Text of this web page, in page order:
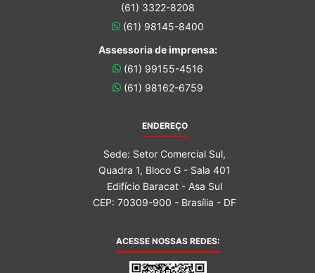
(61) 3322-8208
(61) 98145-8400
Assessoria de imprensa:
(61) 99155-4516
(61) 98162-6759
ENDEREÇO
Sede: Setor Comercial Sul,
Quadra 1, Bloco G - Sala 401
Edifício Baracat - Asa Sul
CEP: 70309-900 - Brasília - DF
ACESSE NOSSAS REDES: